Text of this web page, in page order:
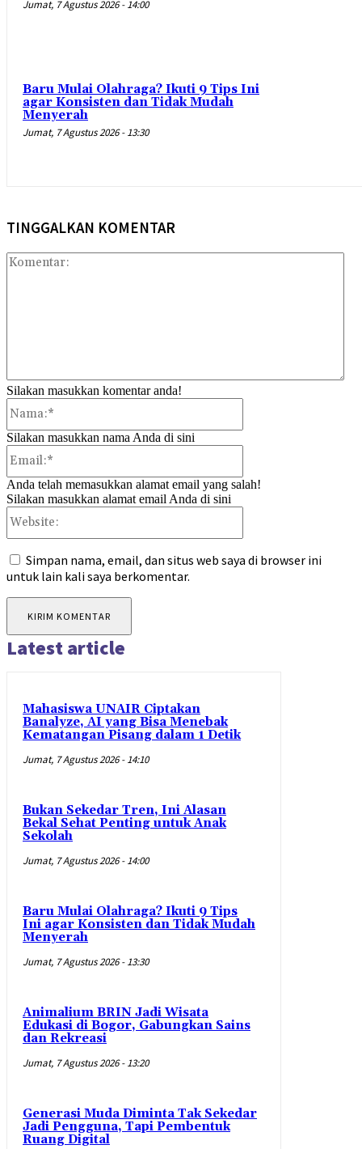
Jumat, 7 Agustus 2026 - 14:00
Baru Mulai Olahraga? Ikuti 9 Tips Ini
agar Konsisten dan Tidak Mudah
Menyerah
Jumat, 7 Agustus 2026 - 13:30
TINGGALKAN KOMENTAR
Silakan masukkan komentar anda!
Silakan masukkan nama Anda di sini
Anda telah memasukkan alamat email yang salah!
Silakan masukkan alamat email Anda di sini
Simpan nama, email, dan situs web saya di browser ini
untuk lain kali saya berkomentar.
Latest article
Mahasiswa UNAIR Ciptakan
Banalyze, AI yang Bisa Menebak
Kematangan Pisang dalam 1 Detik
Jumat, 7 Agustus 2026 - 14:10
Bukan Sekedar Tren, Ini Alasan
Bekal Sehat Penting untuk Anak
Sekolah
Jumat, 7 Agustus 2026 - 14:00
Baru Mulai Olahraga? Ikuti 9 Tips
Ini agar Konsisten dan Tidak Mudah
Menyerah
Jumat, 7 Agustus 2026 - 13:30
Animalium BRIN Jadi Wisata
Edukasi di Bogor, Gabungkan Sains
dan Rekreasi
Jumat, 7 Agustus 2026 - 13:20
Generasi Muda Diminta Tak Sekedar
Jadi Pengguna, Tapi Pembentuk
Ruang Digital